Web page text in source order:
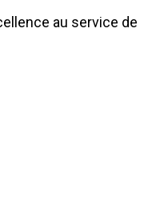
au service de